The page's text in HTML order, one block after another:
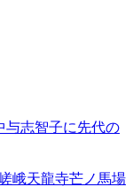
与志智子に先代の
峨天龍寺芒ノ馬場